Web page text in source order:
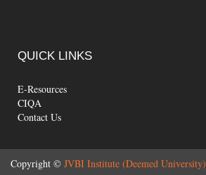
QUICK LINKS
E-Resources
CIQA
Contact Us
Copyright © JVBI Institute (Deemed University)